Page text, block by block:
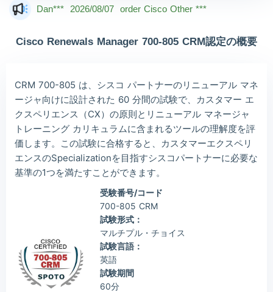
Dan*** 2026/08/07 order Cisco Other ***
Lia*** 2026/08/07 order Cisco Other ***
Wil*** 2026/08/07 order Cisco Other ***
Luc*** 2026/08/07 order Cisco Other ***
Cisco Renewals Manager 700-805 CRM認定の概要
CRM 700-805 は、シスコ パートナーのリニューアル マネ
ージャ向けに設計された 60 分間の試験で、カスタマー エ
クスペリエンス（CX）の原則とリニューアル マネージャ
トレーニング カリキュラムに含まれるツールの理解度を評
価します。この試験に合格すると、カスタマーエクスペリ
エンスのSpecializationを目指すシスコパートナーに必要な
基準の1つを満たすことができます。
受験番号/コード
700-805 CRM
試験形式：
マルチプル・チョイス
試験言語：
英語
試験期間
60分